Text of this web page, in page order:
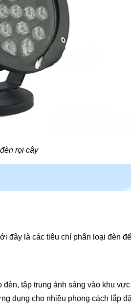
rọi cây
đây là các tiêu chí phân loại đèn
đèn, tập trung ánh sáng vào khu vực
dụng cho nhiều phong cách lắp